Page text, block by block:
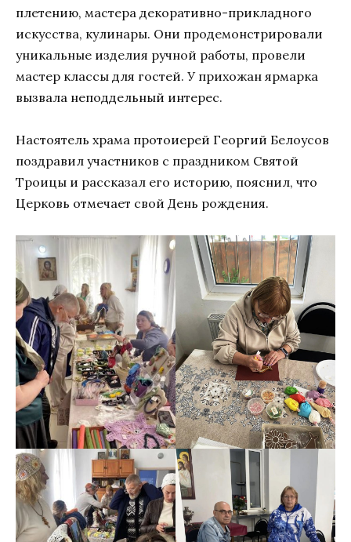
плетению, мастера декоративно-прикладного
искусства, кулинары. Они продемонстрировали
уникальные изделия ручной работы, провели
мастер классы для гостей. У прихожан ярмарка
вызвала неподдельный интерес.
Настоятель храма протоиерей Георгий Белоусов
поздравил участников с праздником Святой
Троицы и рассказал его историю, пояснил, что
Церковь отмечает свой День рождения.